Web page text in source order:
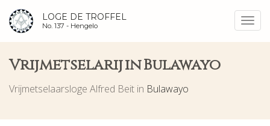
LOGE DE TROFFEL
No. 137 - Hengelo
Vrijmetselarij in Bulawayo
Vrijmetselaarsloge Alfred Beit in Bulawayo